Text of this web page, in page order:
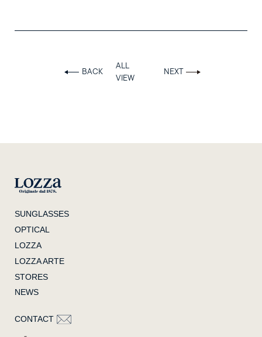
BACK
ALL
VIEW
NEXT
SUNGLASSES
OPTICAL
LOZZA
LOZZA ARTE
STORES
NEWS
CONTACT